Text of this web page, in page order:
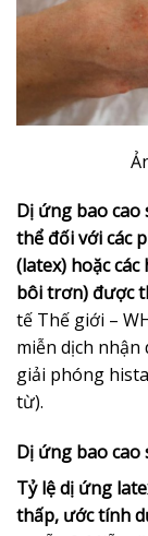
Dị ứng bao cao
thể đối với các
(latex) hoặc
bôi trơn) được
tế Thế giới –
miễn dịch nhận
giải phóng
từ).
Dị ứng bao cao
Tỷ lệ dị ứng
thấp, ước tính